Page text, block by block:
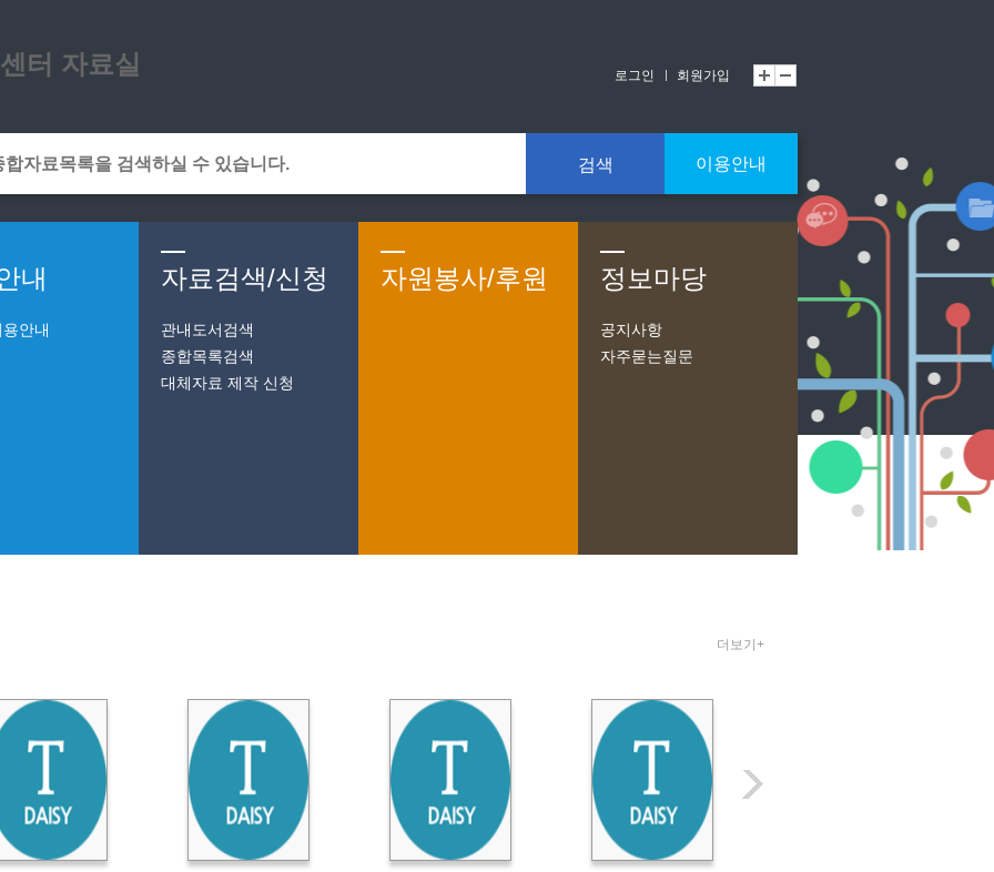
터 자료실 로그인 회원가입
검색 이용안내
내
안내
자료검색/신청
관내도서검색
종합목록검색
대체자료 제작 신청
자원봉사/후원 정보마당
공지사항
자주묻는질문
더보기+